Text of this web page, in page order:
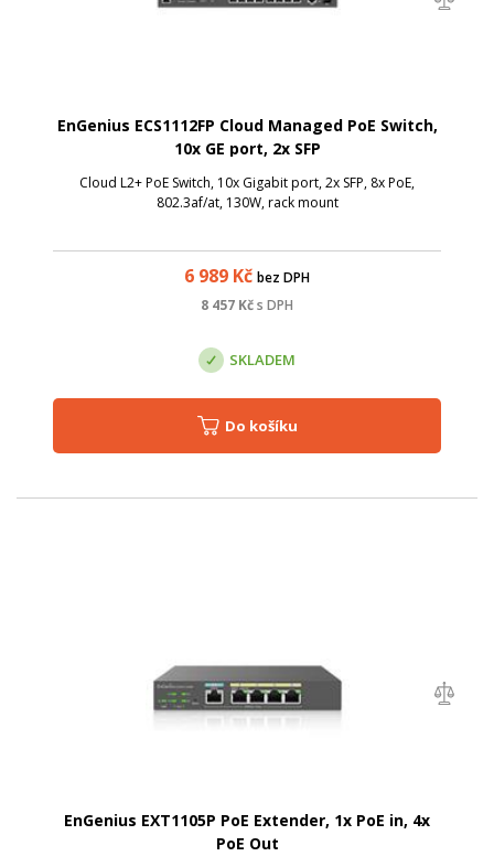
EnGenius ECS1112FP Cloud Managed PoE Switch,
10x GE port, 2x SFP
Cloud L2+ PoE Switch, 10x Gigabit port, 2x SFP, 8x PoE,
802.3af/at, 130W, rack mount
6 989 Kč bez DPH
8 457 Kčs DPH
SKLADEM
Do košíku
EnGenius EXT1105P PoE Extender, 1x PoE in, 4x
PoE Out